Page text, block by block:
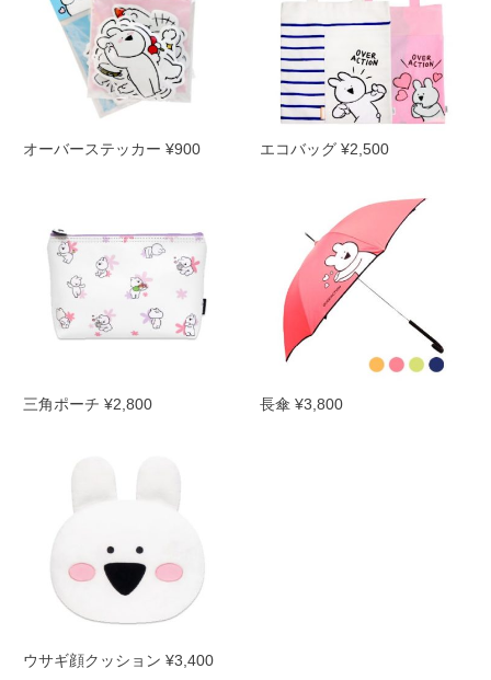
オーバーステッカー ¥900 エコバッグ ¥2,500
三角ポーチ ¥2,800 長傘 ¥3,800
ウサギ顔クッション ¥3,400